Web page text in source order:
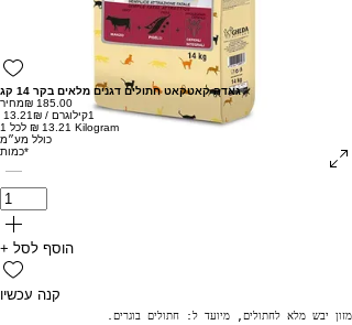
גאדה קאטקאט חתולים דגנים מלאים בקר 14 קג
מחיר
‏13.21 ‏₪ /
1קילוגרם
‏13.21 ‏₪ לכל 1 Kilogram
כולל מע״מ
כמות*
+ הוסף לסל
קנה עכשיו
מזון יבש מלא לחתולים, מיועד ל: חתולים בוגרים.